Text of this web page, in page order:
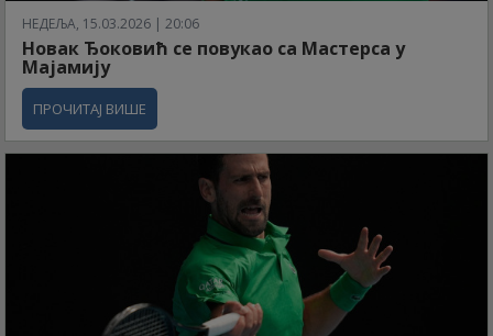
НЕДЕЉА, 15.03.2026 | 20:06
Новак Ђоковић се повукао са Мастерса у
Мајамију
ПРОЧИТАЈ ВИШЕ